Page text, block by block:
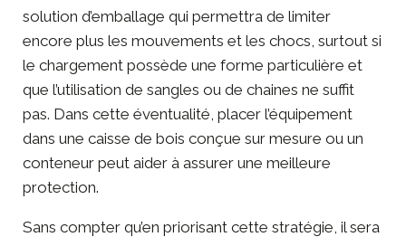
solution d’emballage qui permettra de limiter
encore plus les mouvements et les chocs, surtout si
le chargement possède une forme particulière et
que l’utilisation de sangles ou de chaines ne suffit
pas. Dans cette éventualité, placer l’équipement
dans une caisse de bois conçue sur mesure ou un
conteneur peut aider à assurer une meilleure
protection.
Sans compter qu’en priorisant cette stratégie, il sera